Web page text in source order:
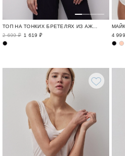
ТОП НА ТОНКИХ БРЕТЕЛЯХ ИЗ АЖУРНОГО ТРИКОТАЖА
2 699 ₽ 1 619 ₽
4